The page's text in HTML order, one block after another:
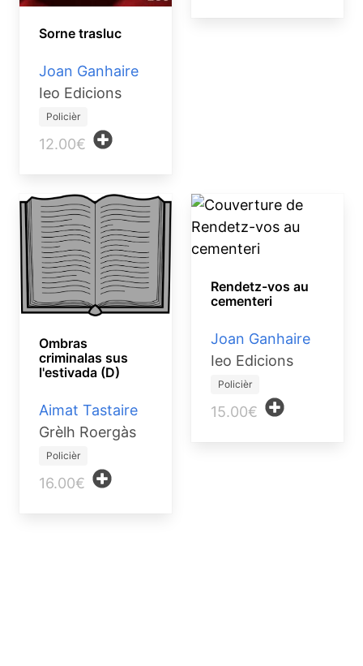
Sorne trasluc
Joan Ganhaire
Ieo Edicions
Policièr
12.00€
Ombras
criminalas sus
l'estivada (D)
Aimat Tastaire
Grèlh Roergàs
Policièr
16.00€
Rendetz-vos au
cementeri
Joan Ganhaire
Ieo Edicions
Policièr
15.00€